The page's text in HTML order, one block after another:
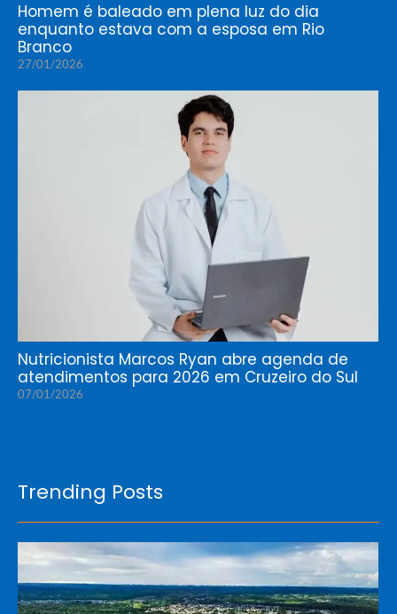
Homem é baleado em plena luz do dia
enquanto estava com a esposa em Rio
Branco
27/01/2026
Nutricionista Marcos Ryan abre agenda de
atendimentos para 2026 em Cruzeiro do Sul
07/01/2026
Trending Posts